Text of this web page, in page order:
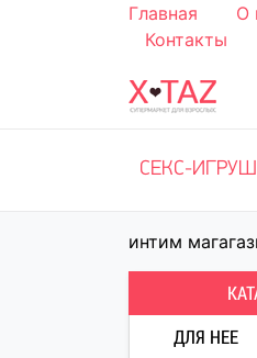
Главная О
Контакты
СЕКС-
интим
ДЛЯ НЕЕ